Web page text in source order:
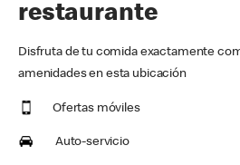
restaurante
Disfruta de tu comida exactamente
amenidades en esta ubicación
Ofertas móviles
Auto-servicio